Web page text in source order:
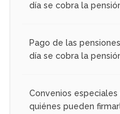
día se cobra la
Pago de las
día se cobra la
Convenios
quiénes pueden